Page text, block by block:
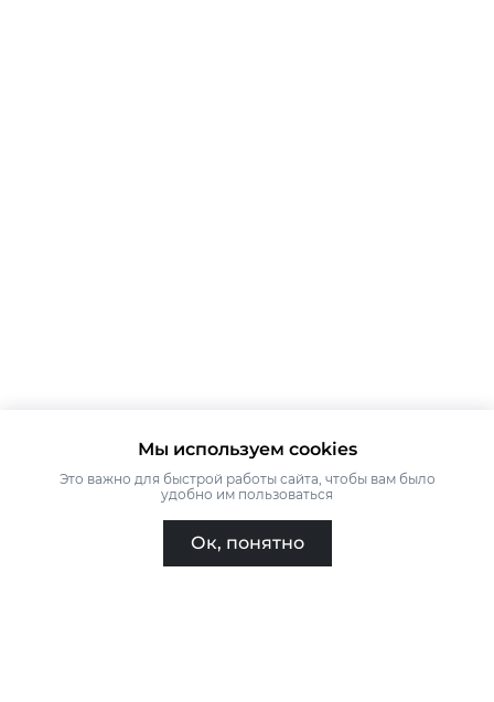
Мы используем cookies
Это важно для быстрой работы сайта, чтобы вам было
удобно им пользоваться
Ок, понятно